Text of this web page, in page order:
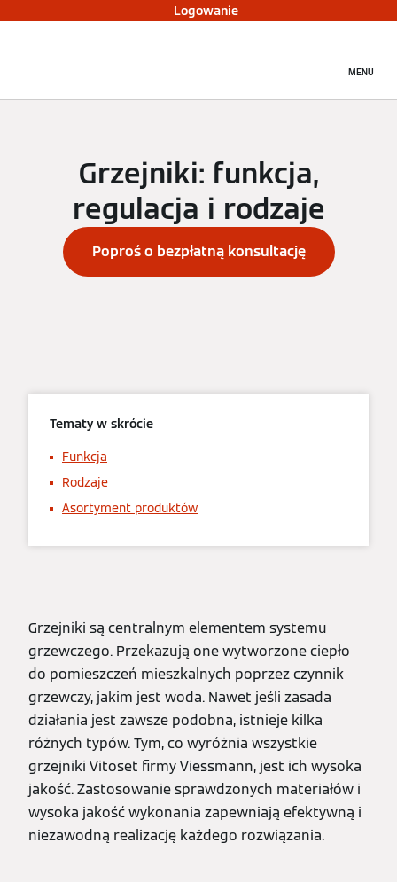
Logowanie
MENU
Grzejniki: funkcja,
regulacja i rodzaje
Poproś o bezpłatną konsultację
Tematy w skrócie
Funkcja
Rodzaje
Asortyment produktów
Grzejniki są centralnym elementem systemu
grzewczego. Przekazują one wytworzone ciepło
do pomieszczeń mieszkalnych poprzez czynnik
grzewczy, jakim jest woda. Nawet jeśli zasada
działania jest zawsze podobna, istnieje kilka
różnych typów. Tym, co wyróżnia wszystkie
grzejniki Vitoset firmy Viessmann, jest ich wysoka
jakość. Zastosowanie sprawdzonych materiałów i
wysoka jakość wykonania zapewniają efektywną i
niezawodną realizację każdego rozwiązania.